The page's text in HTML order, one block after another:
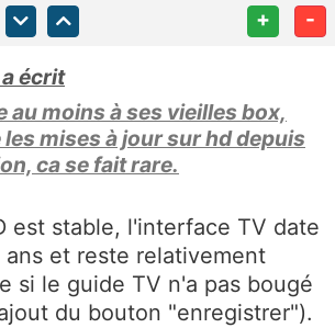
+ -
écrit
au moins à ses vieilles box,
mises à jour sur hd depuis
ca se fait rare.
est stable, l'interface TV date
et reste relativement
si le guide TV n'a pas bougé
du bouton "enregistrer").